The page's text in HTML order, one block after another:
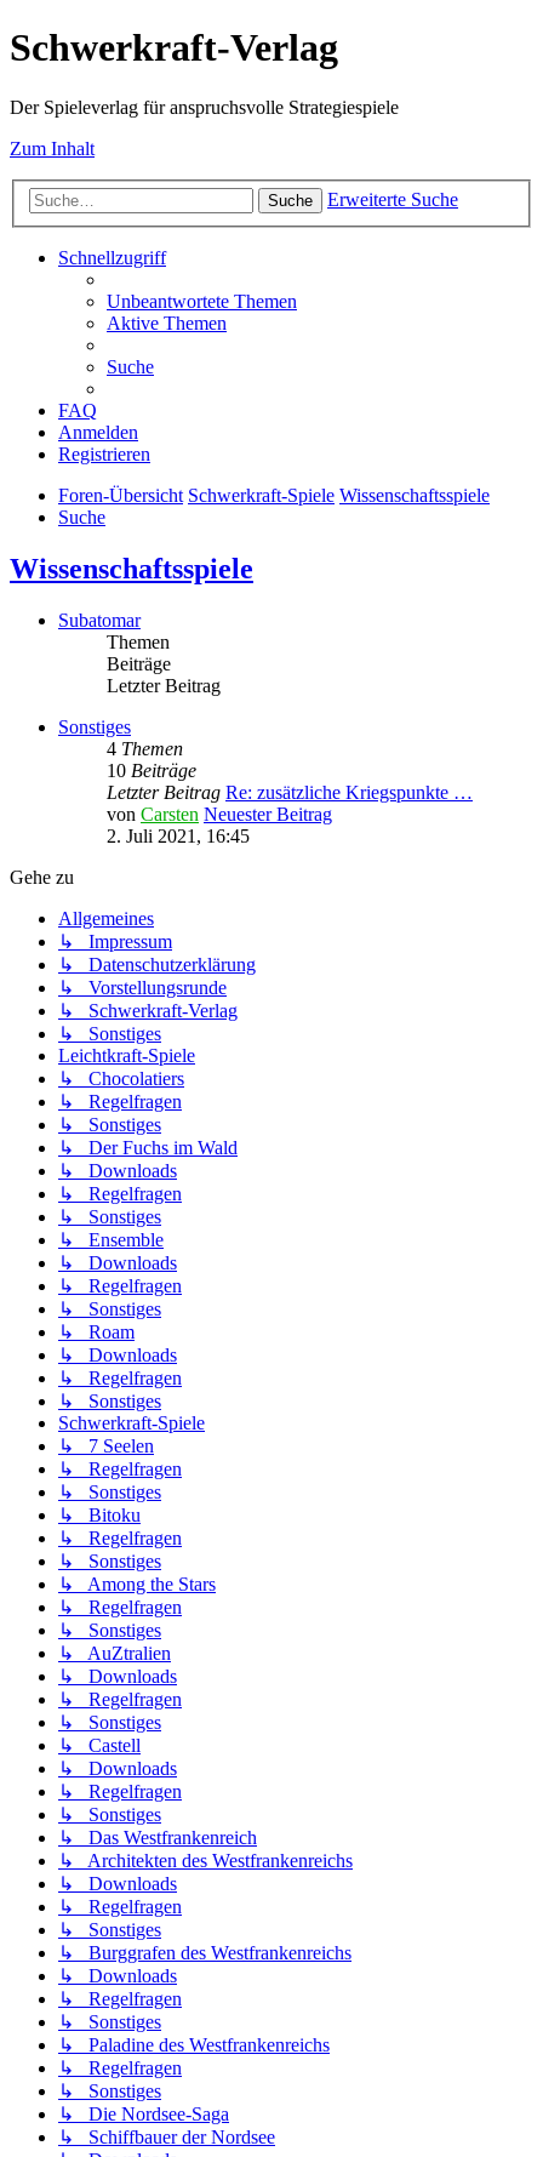
Schwerkraft-Verlag
Der Spieleverlag für anspruchsvolle Strategiespiele
Zum Inhalt
Suche Erweiterte Suche
Schnellzugriff
Unbeantwortete Themen
Aktive Themen
Suche
FAQ
Anmelden
Registrieren
Foren-Übersicht Schwerkraft-Spiele Wissenschaftsspiele
Suche
Wissenschaftsspiele
Subatomar
Themen
Beiträge
Letzter Beitrag
Sonstiges
4 Themen
10 Beiträge
Letzter Beitrag Re: zusätzliche Kriegspunkte …
von Carsten Neuester Beitrag
2. Juli 2021, 16:45
Gehe zu
Allgemeines
↳ Impressum
↳ Datenschutzerklärung
↳ Vorstellungsrunde
↳ Schwerkraft-Verlag
↳ Sonstiges
Leichtkraft-Spiele
↳ Chocolatiers
↳ Regelfragen
↳ Sonstiges
↳ Der Fuchs im Wald
↳ Downloads
↳ Regelfragen
↳ Sonstiges
↳ Ensemble
↳ Downloads
↳ Regelfragen
↳ Sonstiges
↳ Roam
↳ Downloads
↳ Regelfragen
↳ Sonstiges
Schwerkraft-Spiele
↳ 7 Seelen
↳ Regelfragen
↳ Sonstiges
↳ Bitoku
↳ Regelfragen
↳ Sonstiges
↳ Among the Stars
↳ Regelfragen
↳ Sonstiges
↳ AuZtralien
↳ Downloads
↳ Regelfragen
↳ Sonstiges
↳ Castell
↳ Downloads
↳ Regelfragen
↳ Sonstiges
↳ Das Westfrankenreich
↳ Architekten des Westfrankenreichs
↳ Downloads
↳ Regelfragen
↳ Sonstiges
↳ Burggrafen des Westfrankenreichs
↳ Downloads
↳ Regelfragen
↳ Sonstiges
↳ Paladine des Westfrankenreichs
↳ Regelfragen
↳ Sonstiges
↳ Die Nordsee-Saga
↳ Schiffbauer der Nordsee